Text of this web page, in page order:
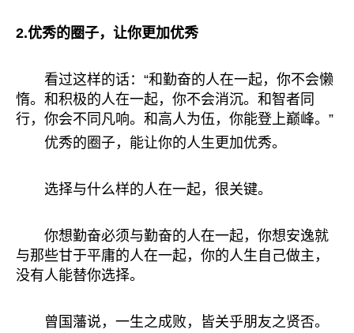
2.优秀的圈子，让你更加优秀
看过这样的话：“和勤奋的人在一起，你不会懒
惰。和积极的人在一起，你不会消沉。和智者同
行，你会不同凡响。和高人为伍，你能登上巅峰。”
优秀的圈子，能让你的人生更加优秀。
选择与什么样的人在一起，很关键。
你想勤奋必须与勤奋的人在一起，你想安逸就
与那些甘于平庸的人在一起，你的人生自己做主，
没有人能替你选择。
曾国藩说，一生之成败，皆关乎朋友之贤否。